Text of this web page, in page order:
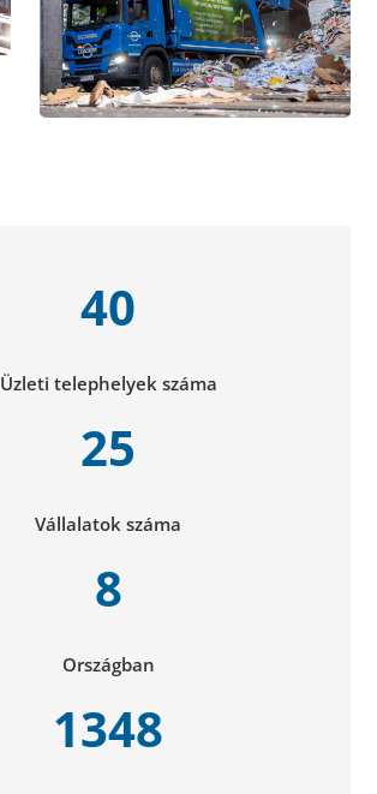
40
Üzleti telephelyek száma
25
Vállalatok száma
8
Országban
1348